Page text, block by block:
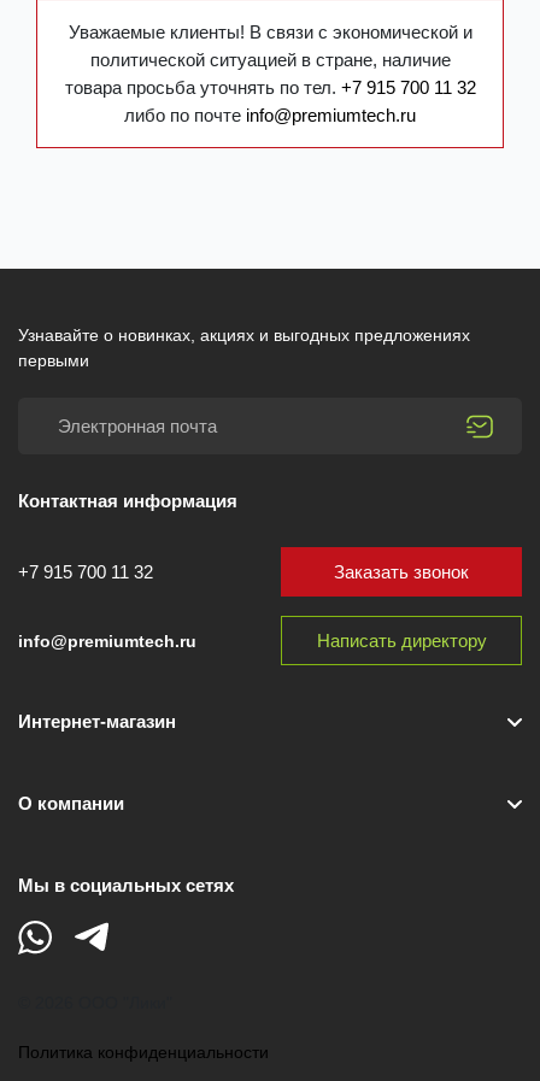
Уважаемые клиенты! В связи с экономической и
политической ситуацией в стране, наличие
товара просьба уточнять по тел. +7 915 700 11 32
либо по почте info@premiumtech.ru
Узнавайте о новинках, акциях и выгодных предложениях
первыми
Контактная информация
+7 915 700 11 32
info@premiumtech.ru
Заказать звонок
Написать директору
Интернет-магазин
О компании
Мы в социальных сетях
Политика конфиденциальности